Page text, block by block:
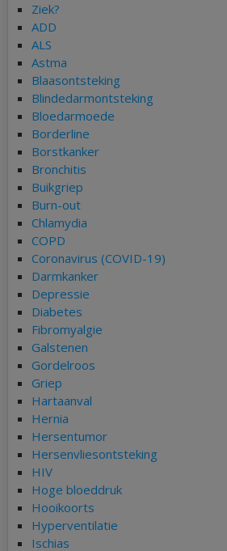
Ziek?
ADD
ALS
Astma
Blaasontsteking
Blindedarmontsteking
Bloedarmoede
Borderline
Borstkanker
Bronchitis
Buikgriep
Burn-out
Chlamydia
COPD
Coronavirus (COVID-19)
Darmkanker
Depressie
Diabetes
Fibromyalgie
Galstenen
Gordelroos
Griep
Hartaanval
Hernia
Hersentumor
Hersenvliesontsteking
HIV
Hoge bloeddruk
Hooikoorts
Hyperventilatie
Ischias